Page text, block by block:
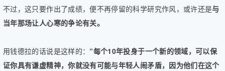
不过，这只要作出了成绩，便不再停留的科学研究作风，或许还是与
当年那场让人心寒的争论有关。
用钱德拉的话说是这样的： “每个10年投身于一个新的领域，可以保
证你具有谦虚精神，你就没有可能与年轻人闹矛盾，因为他们在这个